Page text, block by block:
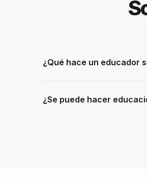
¿Qué hace un educador
¿Se puede hacer